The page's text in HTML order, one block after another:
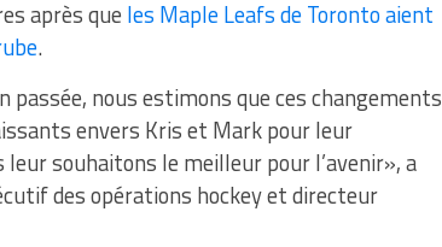
après que les Maple Leafs de Toronto aient
.
passée, nous estimons que ces changements
envers Kris et Mark pour leur
souhaitons le meilleur pour l’avenir», a
des opérations hockey et directeur